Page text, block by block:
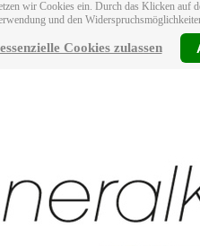
wir Cookies ein. Durch das Klicken
und den
Cookies zulassen